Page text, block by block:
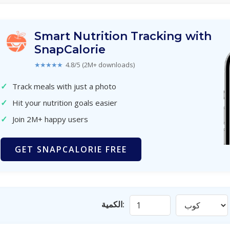
Smart Nutrition Tracking with
SnapCalorie
★★★★★ 4.8/5 (2M+ downloads)
✓ Track meals with just a photo
✓ Hit your nutrition goals easier
✓ Join 2M+ happy users
GET SNAPCALORIE FREE
الكمية: